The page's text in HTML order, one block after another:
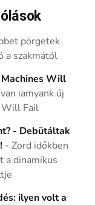
pörgetek
a szakmától
Will
iamyank új
Will Fail
- Debütáltak
-Zord időkben
a dinamikus
ilyen volt a